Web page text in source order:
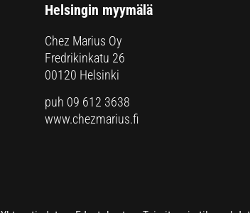
Helsingin myymälä
Chez Marius Oy
Fredrikinkatu 26
00120 Helsinki
puh 09 612 3638
www.chezmarius.fi